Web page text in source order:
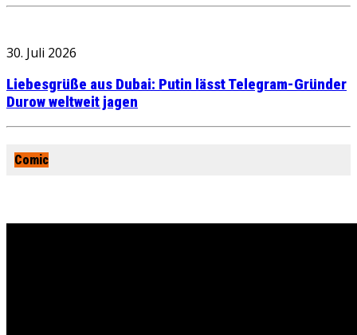
30. Juli 2026
Liebesgrüße aus Dubai: Putin lässt Telegram-Gründer
Durow weltweit jagen
Comic